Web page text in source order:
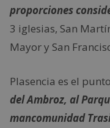
proporciones
3 iglesias, San
Mayor y San
Plasencia es el
del Ambroz, al
mancomunidad